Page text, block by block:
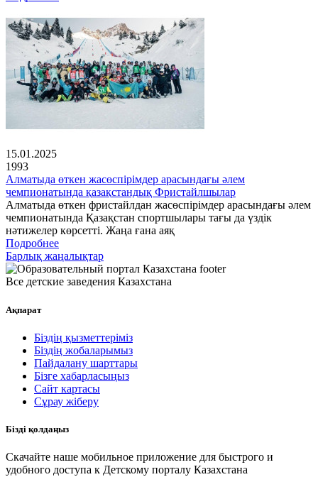
15.01.2025
1993
Алматыда өткен жасөспірімдер арасындағы әлем
чемпионатында қазақстандық Фристайлшылар
Алматыда өткен фристайлдан жасөспірімдер арасындағы әлем
чемпионатында Қазақстан спортшылары тағы да үздік
нәтижелер көрсетті. Жаңа ғана аяқ
Подробнее
Барлық жаңалықтар
Все детские заведения Казахстана
Ақпарат
Біздің қызметтеріміз
Біздің жобаларымыз
Пайдалану шарттары
Бізге хабарласыңыз
Сайт картасы
Сұрау жіберу
Бізді қолдаңыз
Скачайте наше мобильное приложение для быстрого и
удобного доступа к Детскому порталу Казахстана